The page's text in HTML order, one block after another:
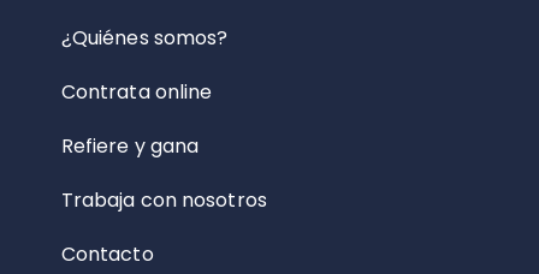
¿Quiénes somos?
Contrata online
Refiere y gana
Trabaja con nosotros
Contacto